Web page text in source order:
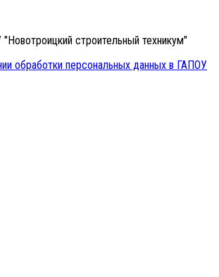
строительный техникум"
обработки персональных данных в ГАПОУ